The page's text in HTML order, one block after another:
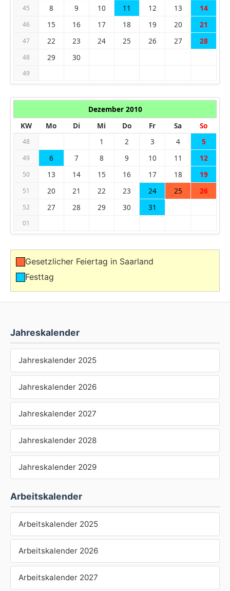
Jahreskalender
Jahreskalender 2025
Jahreskalender 2026
Jahreskalender 2027
Jahreskalender 2028
Jahreskalender 2029
Arbeitskalender
Arbeitskalender 2025
Arbeitskalender 2026
Arbeitskalender 2027
45 8 9 10 11 12 13 14
46 15 16 17 18 19 20 21
47 22 23 24 25 26 27 28
48 29 30
49
Dezember 2010
KW
Mo Di Mi Do Fr Sa So
48 1 2 3 4 5
49 6 7 8 9 10 11 12
50 13 14 15 16 17 18 19
51 20 21 22 23 24 25 26
52 27 28 29 30 31
01
Gesetzlicher Feiertag in Saarland
Festtag